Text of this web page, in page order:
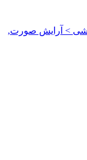
> آرایش صورت,